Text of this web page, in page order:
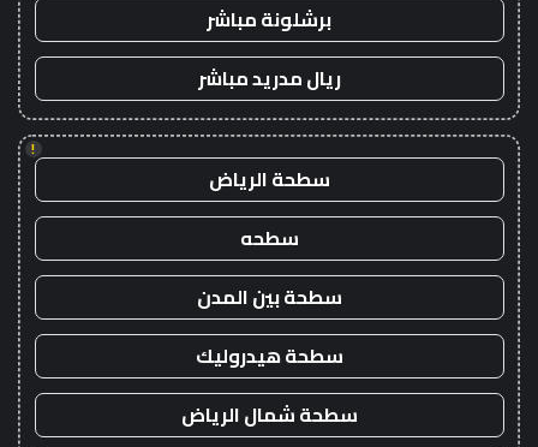
برشلونة مباشر
ريال مدريد مباشر
!
سطحة الرياض
سطحه
سطحة بين المدن
سطحة هيدروليك
سطحة شمال الرياض